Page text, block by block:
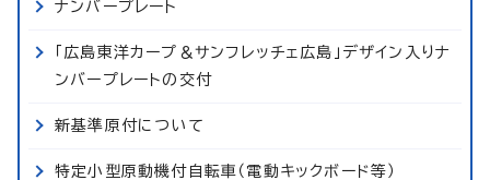
ナンバープレート
「広島東洋カープ＆サンフレッチェ広島」デザイン入りナ
ンバープレートの交付
新基準原付について
特定小型原動機付自転車（電動キックボード等）